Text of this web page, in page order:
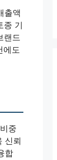
출액
종 기
랜드
에도
중
신뢰
합